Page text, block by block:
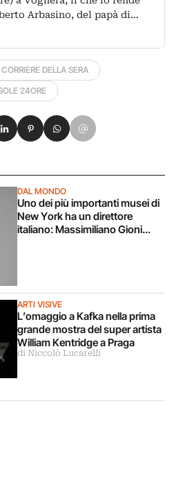
Arbasino, del papà di…
CORRIERE DELLA SERA
24ORE
DAL MONDO
Uno dei più importanti musei di
New York ha un direttore
italiano: Massimiliano Gioni
ARTI VISIVE
L’omaggio a Kafka nella prima
grande mostra del super artista
William Kentridge a Praga
di Niccolò Lucarelli
Facebook
su Xsu LinkedIn
Condividi su Pinterest
Condividi su WhatsApp
Condividi su Email